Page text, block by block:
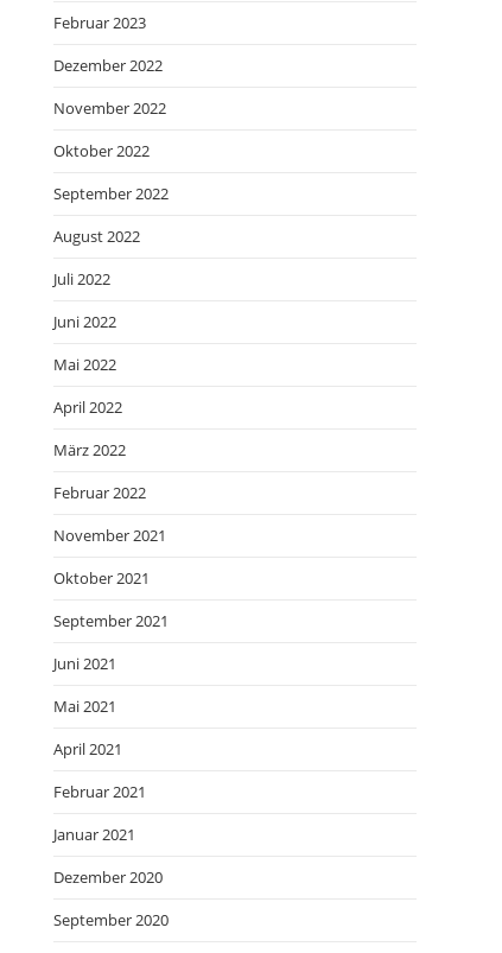
Februar 2023
Dezember 2022
November 2022
Oktober 2022
September 2022
August 2022
Juli 2022
Juni 2022
Mai 2022
April 2022
März 2022
Februar 2022
November 2021
Oktober 2021
September 2021
Juni 2021
Mai 2021
April 2021
Februar 2021
Januar 2021
Dezember 2020
September 2020